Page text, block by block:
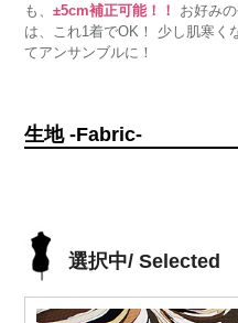
も、±5cm補正可能！！
お好み
は、これ1着でOK！ 少し肌寒く
てアンサンブルに！
生地 -Fabric-
選択中/ Selected